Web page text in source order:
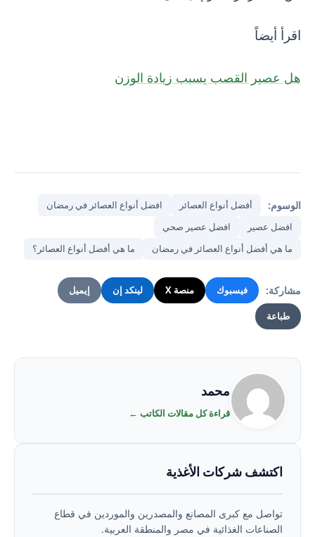
اقرأ أيضاً
هل عصير القصب يسبب زيادة الوزن
الوسوم: أفضل أنواع العصائر
افضل أنواع العصائر في رمضان
افضل عصير
افضل عصير صحي
ما هي أفضل أنواع العصائر في رمضان
ما هي أفضل أنواع العصائر؟
مشاركة: فيسبوك منصة X لينكد إن إيميل
طباعة
محمد
قراءة كل مقالات الكاتب ←
اكتشف شركات الأغذية
تواصل مع كبرى المصانع والمصدرين والموردين في قطاع
الصناعات الغذائية في مصر والمنطقة العربية.